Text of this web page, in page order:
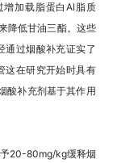
加载脂蛋白AI脂质
降低甘油三酯。这些
通过烟酸补充证实了
这在研究开始时具有
酸补充剂基于其作用
20-80mg/kg缓释烟